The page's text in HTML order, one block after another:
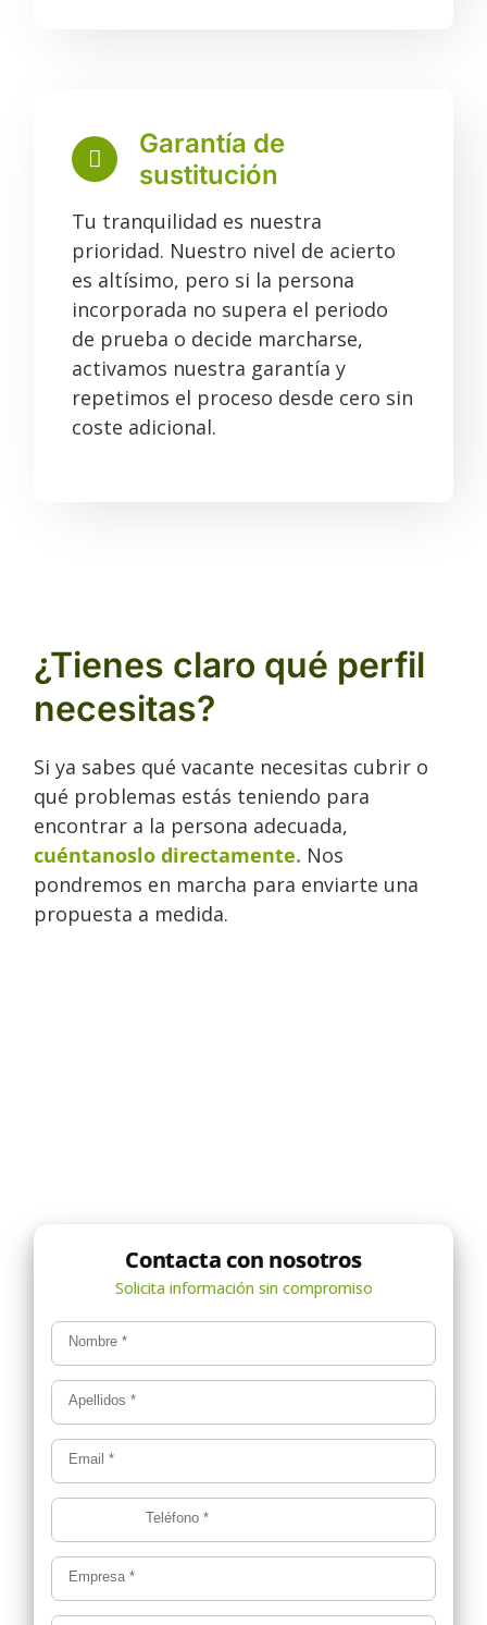
Garantía de
sustitución
Tu tranquilidad es nuestra
prioridad. Nuestro nivel de acierto
es altísimo, pero si la persona
incorporada no supera el periodo
de prueba o decide marcharse,
activamos nuestra garantía y
repetimos el proceso desde cero sin
coste adicional.
¿Tienes claro qué perfil
necesitas?
Si ya sabes qué vacante necesitas cubrir o
qué problemas estás teniendo para
encontrar a la persona adecuada,
cuéntanoslo directamente. Nos
pondremos en marcha para enviarte una
propuesta a medida.
Nombre*
Apellidos*
Email*
Teléfono*
Empresa*